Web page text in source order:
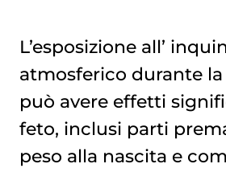
L’esposizione all’
atmosferico durante
può avere effetti
feto, inclusi parti
peso alla nascita e